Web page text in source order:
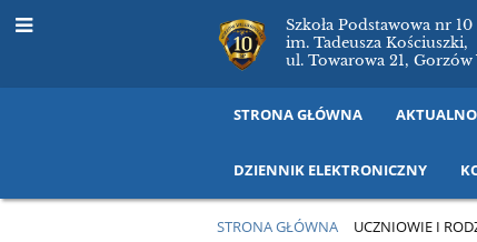
Szkoła Podstawowa nr
im. Tadeusza Kościuszki,
ul. Towarowa 21,
STRONA GŁÓWNA
DZIENNIK ELEKTRONICZNY
STRONA GŁÓWNA UCZNIOWIE I